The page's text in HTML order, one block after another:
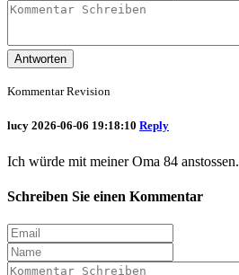
Antworten
Kommentar Revision
lucy 2026-06-06 19:18:10 Reply
Ich würde mit meiner Oma 84 anstossen.
Schreiben Sie einen Kommentar